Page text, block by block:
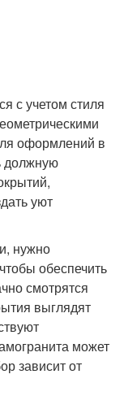
с учетом стиля
оформлений в
должную
уют
нужно
обеспечить
смотрятся
выглядят
может
зависит от